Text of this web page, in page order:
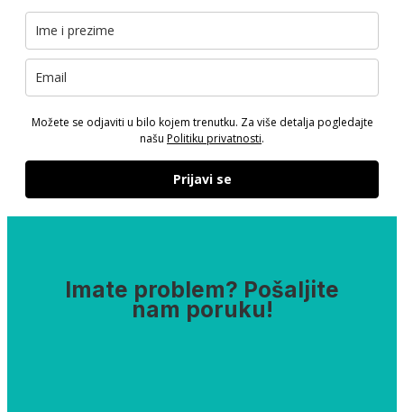
Možete se odjaviti u bilo kojem trenutku. Za više detalja pogledajte
našu Politiku privatnosti.
Prijavi se
Imate problem? Pošaljite
nam poruku!